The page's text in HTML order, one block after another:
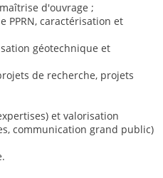
d'ouvrage ;
PPRN, caractérisation et
géotechnique et
de recherche, projets
et valorisation
communication grand public)